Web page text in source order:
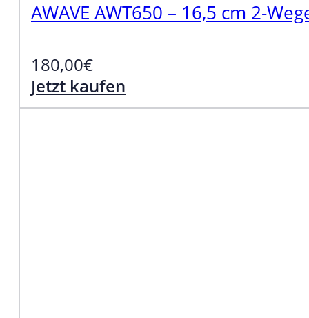
AWAVE AWT650 – 16,5 cm 2-
180,00€
Jetzt kaufen